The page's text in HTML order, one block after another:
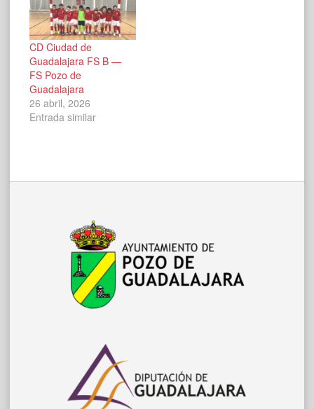
CD Ciudad de
Guadalajara FS B —
FS Pozo de
Guadalajara
26 abril, 2026
Entrada similar